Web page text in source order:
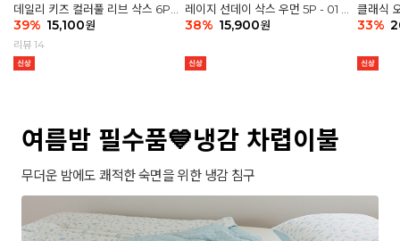
데일리 키즈 컬러풀 리브 삭스 6P -
03 세트
39% 15,100원
리뷰 14
레이지 선데이 삭스 우먼 5P - 01 G
athering
38% 15,900원
클래식
세트
33%
여름밤 필수품💙냉감 차렵이불
무더운 밤에도 쾌적한 숙면을 위한 냉감 침구